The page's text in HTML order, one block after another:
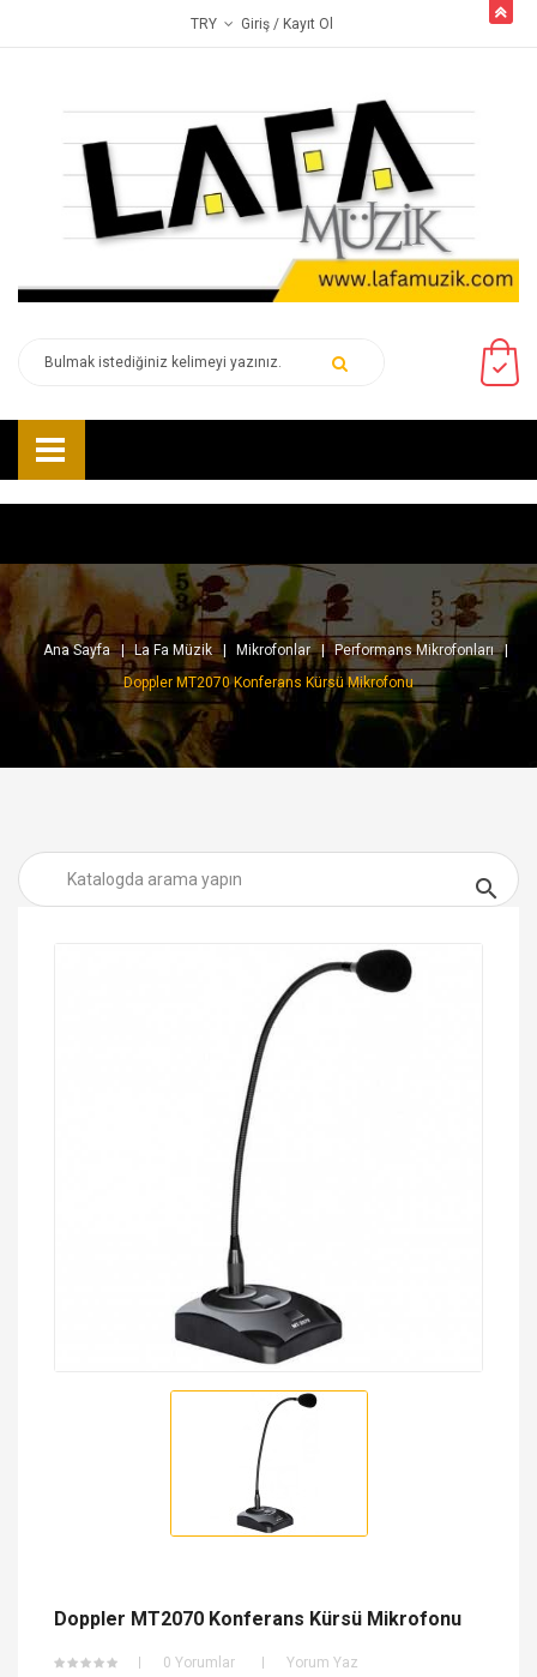
TRY Giriş / Kayıt Ol
Ana Sayfa La Fa Müzik Mikrofonlar
Performans Mikrofonları
Doppler MT2070 Konferans Kürsü Mikrofonu

Doppler MT2070 Konferans Kürsü Mikrofonu
0 Yorumlar Yorum Yaz